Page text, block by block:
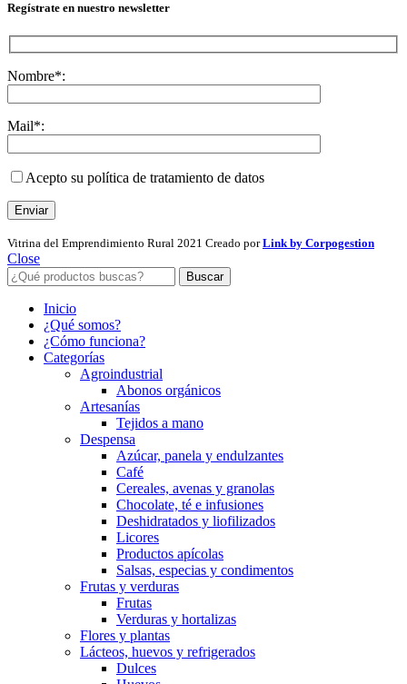
Regístrate en nuestro newsletter
Nombre*:
Mail*:
Acepto su política de tratamiento de datos
Vitrina del Emprendimiento Rural 2021 Creado porLink by Corpogestion
Close
Buscar
Inicio
¿Qué somos?
¿Cómo funciona?
Categorías
Agroindustrial
Abonos orgánicos
Artesanías
Tejidos a mano
Despensa
Azúcar, panela y endulzantes
Café
Cereales, avenas y granolas
Chocolate, té e infusiones
Deshidratados y liofilizados
Licores
Productos apícolas
Salsas, especias y condimentos
Frutas y verduras
Frutas
Verduras y hortalizas
Flores y plantas
Lácteos, huevos y refrigerados
Dulces